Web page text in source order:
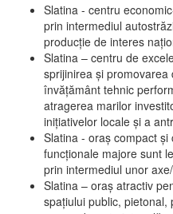
Slatina - centru
prin intermediul
producţie de interes
Slatina – centru de
sprijinirea şi
învăţământ tehnic
atragerea marilor
iniţiativelor locale şi a
Slatina - oraş compact
funcţionale majore sunt
prin intermediul unor
Slatina – oraş atractiv
spaţiului public,